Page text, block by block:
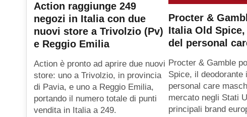
Action raggiunge 249
negozi in Italia con due
nuovi store a Trivolzio (Pv)
e Reggio Emilia
Action è pronto ad aprire due nuovi
store: uno a Trivolzio, in provincia
di Pavia, e uno a Reggio Emilia,
portando il numero totale di punti
vendita in Italia a 249.
Procter &
Italia Old
del personal
Procter & Gamble
Spice, il deodorante
personal care
mercato negli Stati
principali brand